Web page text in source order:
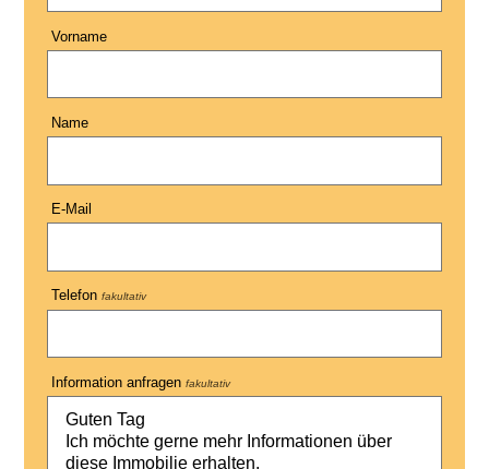
Vorname
Name
E-Mail
Telefon fakultativ
Information anfragen fakultativ